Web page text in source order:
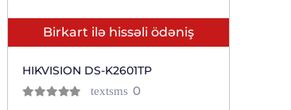
Birkart ilə hissəli ödəniş
HIKVISION DS-K2601TP
textsms 0отзывов